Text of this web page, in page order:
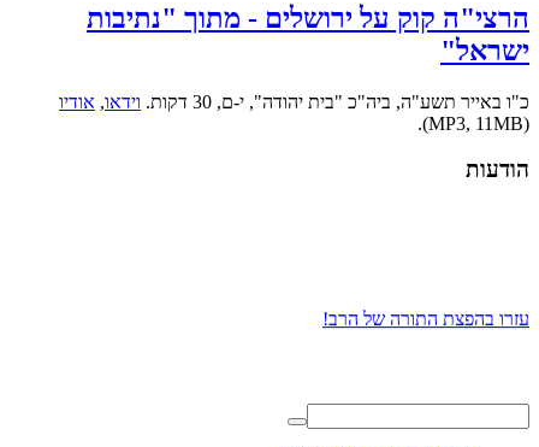
הרצי"ה קוק על ירושלים - מתוך "נתיבות
ישראל"
כ"ו באייר תשע"ה, ביה"כ "בית יהודה", י-ם, 30 דקות. וידאו, אודיו
(MP3, 11MB).
הודעות